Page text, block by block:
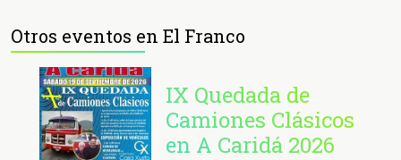
Otros eventos en El Franco
IX Quedada de
Camiones Clásicos
en A Caridá 2026